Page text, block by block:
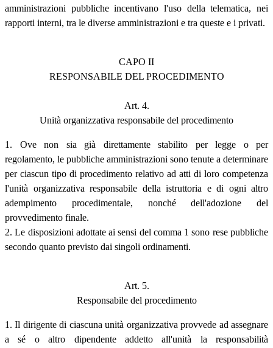
amministrazioni pubbliche incentivano l'uso della telematica, nei
rapporti interni, tra le diverse amministrazioni e tra queste e i privati.
CAPO II
RESPONSABILE DEL PROCEDIMENTO
Art. 4.
Unità organizzativa responsabile del procedimento
1. Ove non sia già direttamente stabilito per legge o per
regolamento, le pubbliche amministrazioni sono tenute a determinare
per ciascun tipo di procedimento relativo ad atti di loro competenza
l'unità organizzativa responsabile della istruttoria e di ogni altro
adempimento procedimentale, nonché dell'adozione del
provvedimento finale.
2. Le disposizioni adottate ai sensi del comma 1 sono rese pubbliche
secondo quanto previsto dai singoli ordinamenti.
Art. 5.
Responsabile del procedimento
1. Il dirigente di ciascuna unità organizzativa provvede ad assegnare
a sé o altro dipendente addetto all'unità la responsabilità